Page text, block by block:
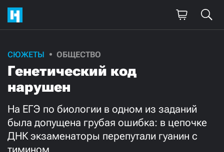
СЮЖЕТЫ ОБЩЕСТВО
Генетический код
нарушен
На ЕГЭ по биологии в одном из заданий
была допущена грубая ошибка: в цепочке
ДНК экзаменаторы перепутали гуанин с